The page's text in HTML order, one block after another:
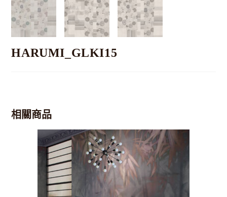
HARUMI_GLKI15
相關商品